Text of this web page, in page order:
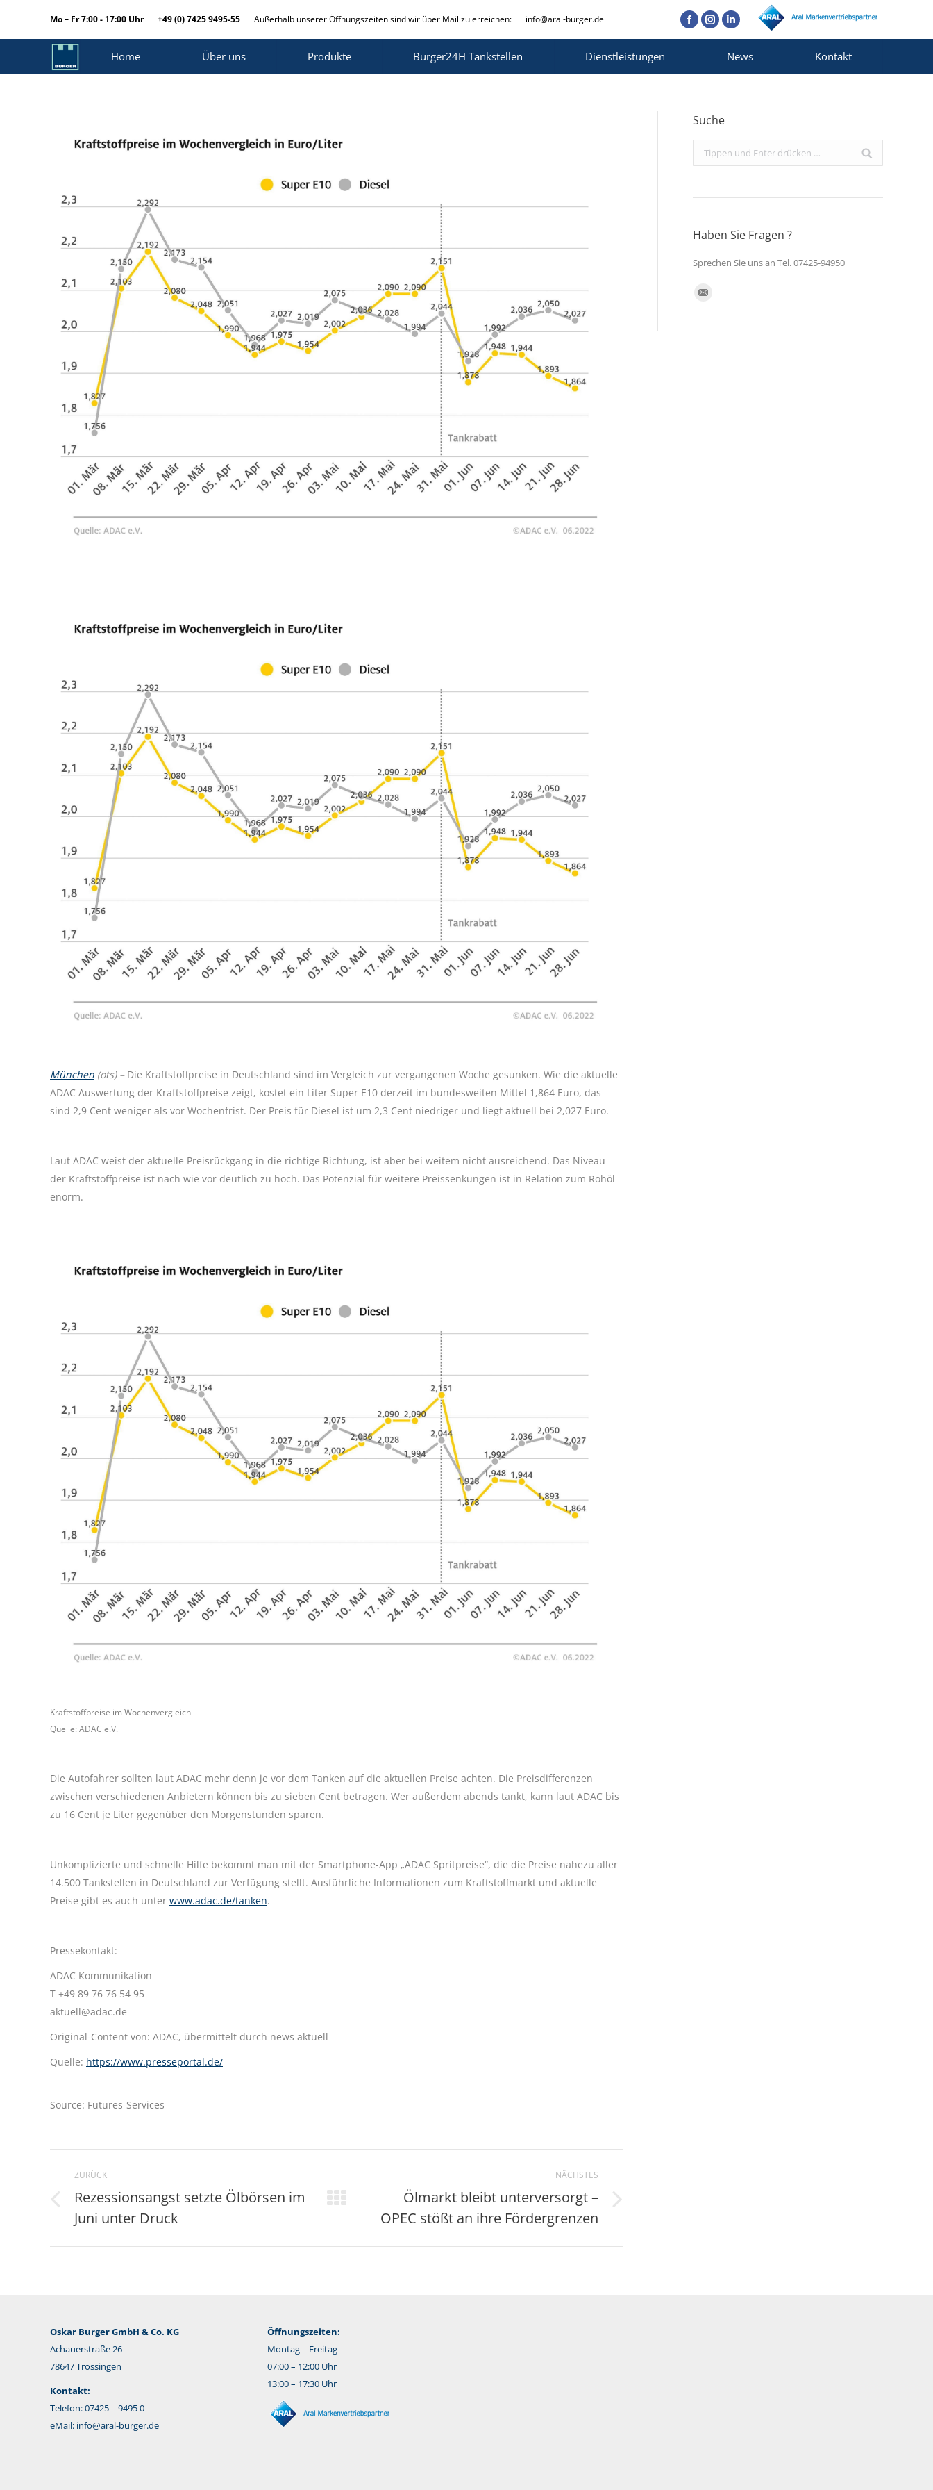
Mo – Fr 7:00 - 17:00 Uhr +49 (0) 7425 9495-55 Außerhalb unserer Öffnungszeiten sind wir über Mail zu erreichen: info@aral-burger.de
Facebook
InstagramLinkedin
Home Über uns Produkte Burger24H Tankstellen Dienstleistungen News Kontakt
München (ots) – Die Kraftstoffpreise in Deutschland sind im Vergleich zur vergangenen Woche gesunken. Wie die aktuelle
ADAC Auswertung der Kraftstoffpreise zeigt, kostet ein Liter Super E10 derzeit im bundesweiten Mittel 1,864 Euro, das
sind 2,9 Cent weniger als vor Wochenfrist. Der Preis für Diesel ist um 2,3 Cent niedriger und liegt aktuell bei 2,027 Euro.
Laut ADAC weist der aktuelle Preisrückgang in die richtige Richtung, ist aber bei weitem nicht ausreichend. Das Niveau
der Kraftstoffpreise ist nach wie vor deutlich zu hoch. Das Potenzial für weitere Preissenkungen ist in Relation zum Rohöl
enorm.
Kraftstoffpreise im Wochenvergleich
Quelle: ADAC e.V.
Die Autofahrer sollten laut ADAC mehr denn je vor dem Tanken auf die aktuellen Preise achten. Die Preisdifferenzen
zwischen verschiedenen Anbietern können bis zu sieben Cent betragen. Wer außerdem abends tankt, kann laut ADAC bis
zu 16 Cent je Liter gegenüber den Morgenstunden sparen.
Unkomplizierte und schnelle Hilfe bekommt man mit der Smartphone-App „ADAC Spritpreise“, die die Preise nahezu aller
14.500 Tankstellen in Deutschland zur Verfügung stellt. Ausführliche Informationen zum Kraftstoffmarkt und aktuelle
Preise gibt es auch unter www.adac.de/tanken.
Pressekontakt:
ADAC Kommunikation
T +49 89 76 76 54 95
aktuell@adac.de
Original-Content von: ADAC, übermittelt durch news aktuell
Quelle: https://www.presseportal.de/
Source: Futures-Services
Kommentarnavigation
ZURÜCK
Vorheriger
Beitrag:
Rezessionsangst setzte Ölbörsen im
Juni unter Druck
NÄCHSTES
Nächster
Beitrag:
Ölmarkt bleibt unterversorgt –
OPEC stößt an ihre Fördergrenzen
Suche
Search:
Haben Sie Fragen ?
Sprechen Sie uns an Tel. 07425-94950
Finden Sie uns auf:
Oskar Burger GmbH & Co. KG
Achauerstraße 26
78647 Trossingen
Kontakt:
Telefon: 07425 – 9495 0
eMail: info@aral-burger.de
Öffnungszeiten:
Montag – Freitag
07:00 – 12:00 Uhr
13:00 – 17:30 Uhr